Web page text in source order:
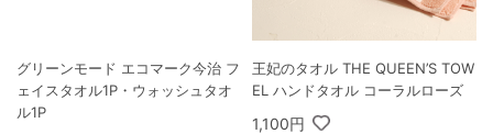
グリーンモード エコマーク今治 フ
ェイスタオル1P・ウォッシュタオ
ル1P
王妃のタオル THE QUEEN’S TOW
EL ハンドタオル コーラルローズ
1,100円